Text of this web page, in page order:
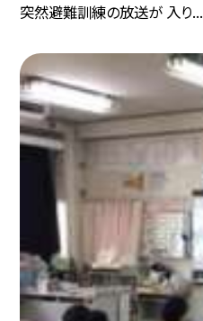
突然避難訓練の放送が 入り...